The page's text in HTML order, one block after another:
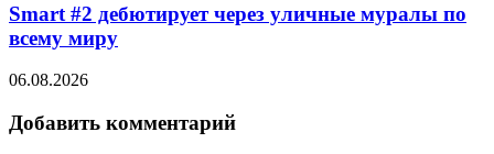
Smart #2 дебютирует через уличные муралы по
всему миру
06.08.2026
Добавить комментарий